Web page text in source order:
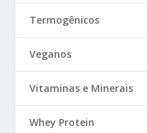
Termogênicos
Veganos
Vitaminas e Minerais
Whey Protein